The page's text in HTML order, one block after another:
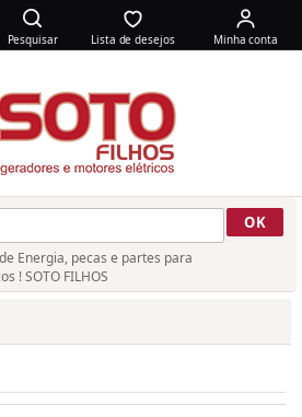
Pesquisar Lista de desejos Minha conta
Energia, pecas e partes para
! SOTO FILHOS